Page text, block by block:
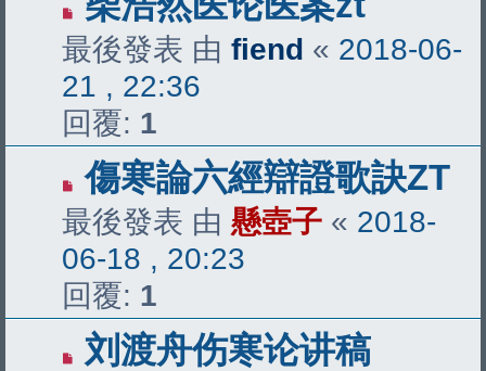
最後發表 由 fiend « 2018-06-
21 , 22:36
回覆: 1
傷寒論六經辯證歌訣ZT
最後發表 由 懸壺子 « 2018-
06-18 , 20:23
回覆: 1
刘渡舟伤寒论讲稿